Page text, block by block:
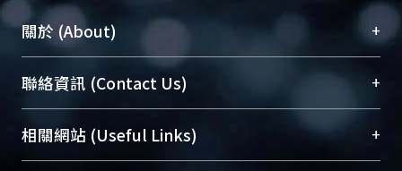
關於 (About) +
臺大位居世界頂尖大學之列，為永久珍藏及向國際
展現本校豐碩的研究成果及學術能量，圖書館整合
機構典藏（NTUR）與學術庫（AH）不同功能平
台，成為臺大學術典藏NTU scholars。期能整合研
聯絡資訊 (Contact Us) +
總館學科館員(Main Library)
醫學圖書館學科館員(Medical Library)
相關網站 (Useful Links) +